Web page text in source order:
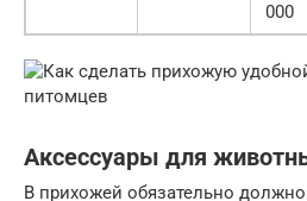
000
Аксессуары для
В прихожей обязательно